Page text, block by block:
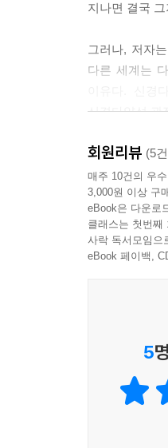
참고 문헌
지나면 결국
그러나, 저자
다른 세계는
신경다양성 관
해외에는 신경
책들이 많이
수용성도 높
이야기가 더
아닌 ‘신경학
인식과 사고로
전환시킨다.
힌트를 얻을 수
회원리뷰 (5
매주 10건의 우
3,000원 이상 구
eBook은 다운로
클래스는 첫번째
사락 독서모임으
eBook 페이백,
5